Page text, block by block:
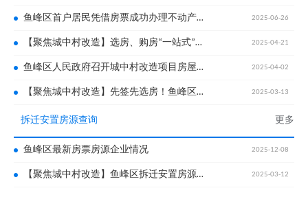
鱼峰区首户居民凭借房票成功办理不动产权证 2025-06-26
【聚焦城中村改造】选房、购房“一站式”！柳州首个“选房超市”正式启动 2025-04-21
鱼峰区人民政府召开城中村改造项目房屋征收补偿安置方案听证会 2025-04-02
【聚焦城中村改造】先签先选房！鱼峰区城中村改造项目开始陆续预签约 2025-03-13
拆迁安置房源查询 更多
鱼峰区最新房票房源企业情况 2025-12-08
【聚焦城中村改造】鱼峰区拆迁安置房源出炉！有这些楼盘可选择→ 2025-03-12